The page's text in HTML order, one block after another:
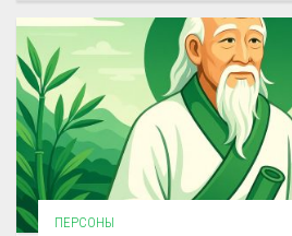
ПЕРСОНЫ